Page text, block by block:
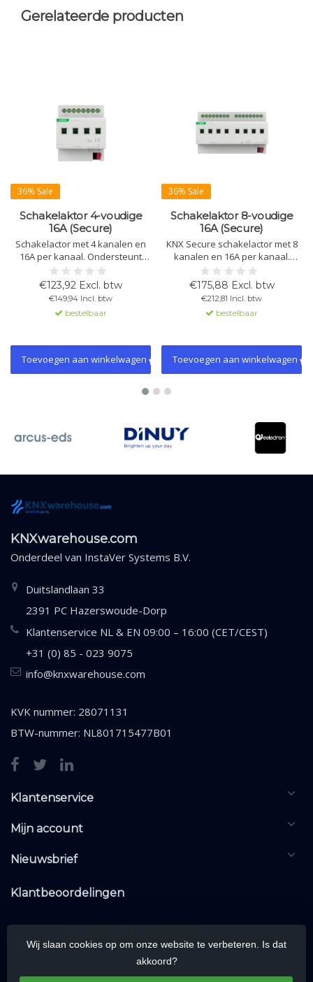
Gerelateerde producten
36% Sale
Schakelaktor 4-voudige
16A (Secure)
Schakelactor met 4 kanalen en
16A per kanaal. Ondersteunt
KNX Secure-communicatie.
Geschikt voor verlichting,
verwarming en signalering.
Inclusief handmatige bediening,
logica en tijdfuncties.
€123,92 Excl. btw
€149,94 Incl. btw
bestelbaar
Toevoegen aan winkelwagen
36% Sale
Schakelaktor 8-voudige
16A (Secure)
KNX Secure schakelactor met 8
kanalen en 16A per kanaal.
Geschikt voor verlichting,
verwarming en signalering.
Ondersteunt handmatige
bediening, tijdfuncties en logica.
€175,88 Excl. btw
€212,81 Incl. btw
bestelbaar
Toevoegen aan winkelwagen
KNXwarehouse.com
Onderdeel van InstaVer Systems B.V.
Duitslandlaan 33
2391 PC Hazerswoude-Dorp
Klantenservice NL & EN 09:00 – 16:00 (CET/CEST)
+31 (0) 85 - 023 9075
info@knxwarehouse.com
KVK nummer: 28071131
BTW-nummer: NL801715477B01
Klantenservice
Mijn account
Nieuwsbrief
Klantbeoordelingen
Wij slaan cookies op om onze website te verbeteren. Is dat
akkoord?